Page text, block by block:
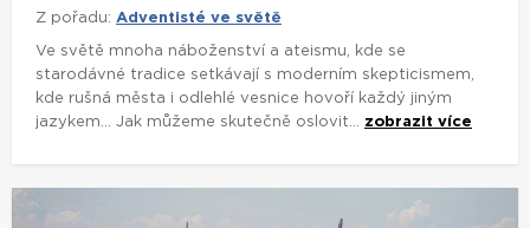
Z pořadu: Adventisté ve světě
Ve světě mnoha náboženství a ateismu, kde se
starodávné tradice setkávají s moderním skepticismem,
kde rušná města i odlehlé vesnice hovoří každý jiným
jazykem... Jak můžeme skutečně oslovit... zobrazit více